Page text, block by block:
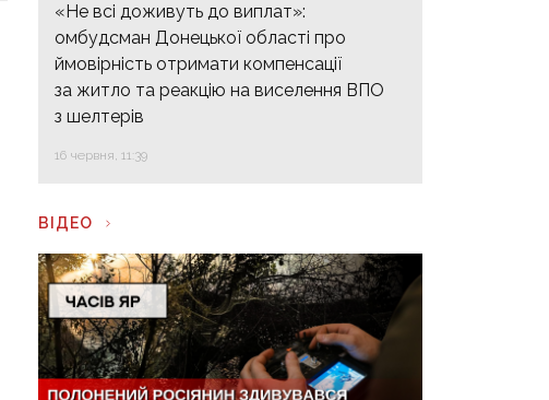
«Не всі доживуть до виплат»:
омбудсман Донецької області про
ймовірність отримати компенсації
за житло та реакцію на виселення ВПО
з шелтерів
16 червня, 11:39
ВІДЕО